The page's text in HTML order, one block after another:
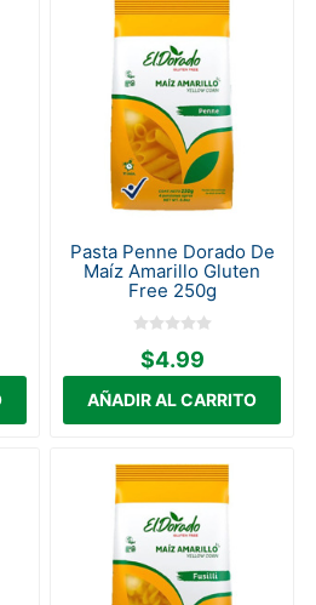
Pasta Penne Dorado De
Maíz Amarillo Gluten
Free 250g
$4.99